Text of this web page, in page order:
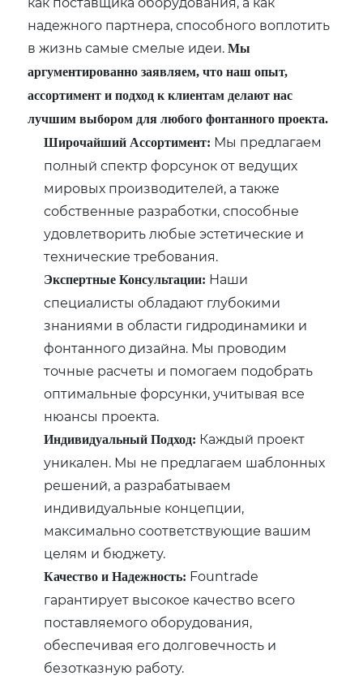
надежного партнера, способного воплотить
в жизнь самые смелые идеи.Мы
аргументированно заявляем, что наш опыт,
ассортимент и подход к клиентам делают нас
лучшим выбором для любого фонтанного проекта.
Широчайший Ассортимент: Мы предлагаем
полный спектр форсунок от ведущих
мировых производителей, а также
собственные разработки, способные
удовлетворить любые эстетические и
технические требования.
Экспертные Консультации: Наши
специалисты обладают глубокими
знаниями в области гидродинамики и
фонтанного дизайна. Мы проводим
точные расчеты и помогаем подобрать
оптимальные форсунки, учитывая все
нюансы проекта.
Индивидуальный Подход: Каждый проект
уникален. Мы не предлагаем шаблонных
решений, а разрабатываем
индивидуальные концепции,
максимально соответствующие вашим
целям и бюджету.
Качество и Надежность: Fountrade
гарантирует высокое качество всего
поставляемого оборудования,
обеспечивая его долговечность и
безотказную работу.